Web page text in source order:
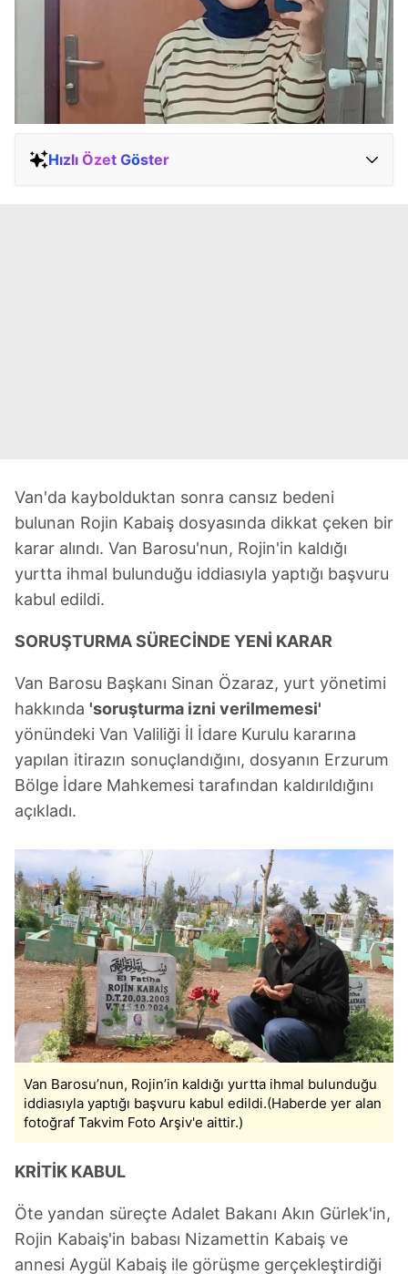
Hızlı Özet Göster
Van'da kaybolduktan sonra cansız bedeni
bulunan Rojin Kabaiş dosyasında dikkat çeken bir
karar alındı. Van Barosu'nun, Rojin'in kaldığı
yurtta ihmal bulunduğu iddiasıyla yaptığı başvuru
kabul edildi.
SORUŞTURMA SÜRECİNDE YENİ KARAR
Van Barosu Başkanı Sinan Özaraz, yurt yönetimi
hakkında 'soruşturma izni verilmemesi'
yönündeki Van Valiliği İl İdare Kurulu kararına
yapılan itirazın sonuçlandığını, dosyanın Erzurum
Bölge İdare Mahkemesi tarafından kaldırıldığını
açıkladı.
Van Barosu’nun, Rojin’in kaldığı yurtta ihmal bulunduğu
iddiasıyla yaptığı başvuru kabul edildi.(Haberde yer alan
fotoğraf Takvim Foto Arşiv'e aittir.)
KRİTİK KABUL
Öte yandan süreçte Adalet Bakanı Akın Gürlek'in,
Rojin Kabaiş'in babası Nizamettin Kabaiş ve
annesi Aygül Kabaiş ile görüşme gerçekleştirdiği